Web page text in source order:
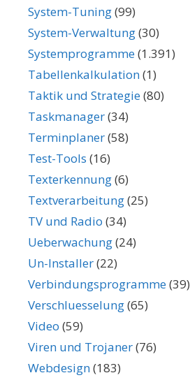
System-Tuning(99)
System-Verwaltung(30)
Systemprogramme(1.391)
Tabellenkalkulation(1)
Taktik und Strategie(80)
Taskmanager(34)
Terminplaner(58)
Test-Tools (16)
Texterkennung(6)
Textverarbeitung(25)
TV und Radio (34)
Ueberwachung(24)
Un-Installer(22)
Verbindungsprogramme(39)
Verschluesselung(65)
Video (59)
Viren und Trojaner(76)
Webdesign(183)